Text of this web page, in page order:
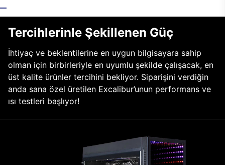
Tercihlerinle Şekillenen Güç
İhtiyaç ve beklentilerine en uygun bilgisayara sahip
olman için birbirleriyle en uyumlu şekilde çalışacak, en
üst kalite ürünler tercihini bekliyor. Siparişini verdiğin
anda sana özel üretilen Excalibur’unun performans ve
ısı testleri başlıyor!